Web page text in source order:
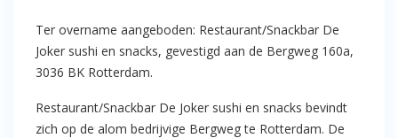
“De Joker sushi en snacks” –
Bergweg 160a te Rotterdam
Ter overname aangeboden: Restaurant/Snackbar De
Joker sushi en snacks, gevestigd aan de Bergweg 160a,
3036 BK Rotterdam.
Restaurant/Snackbar De Joker sushi en snacks bevindt
zich op de alom bedrijvige Bergweg te Rotterdam. De